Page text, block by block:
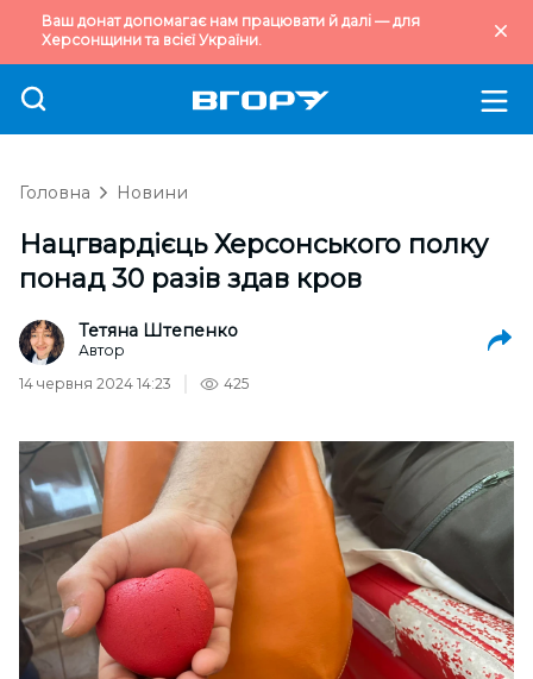
Ваш донат допомагає нам працювати й далі — для
Херсонщини та всієї України.
Головна Новини
Нацгвардієць Херсонського полку
понад 30 разів здав кров
Тетяна Штепенко
Автор
14 червня 2024 14:23
425